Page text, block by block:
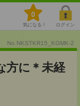
0
気になる！ ログイン
No.NKSTKR15_KGMK-2
方に＊未経